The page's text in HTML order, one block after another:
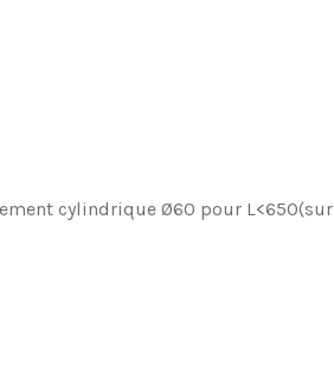
cylindrique Ø60 pour L<650(sur